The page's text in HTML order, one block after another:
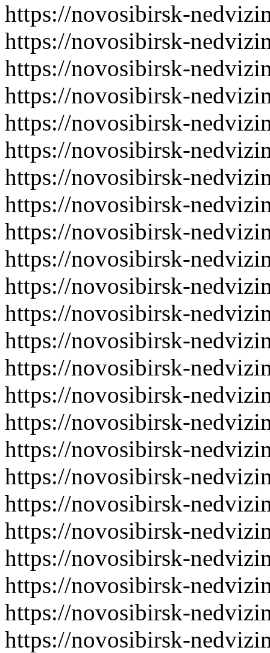
https://novosibirsk-
https://novosibirsk-
https://novosibirsk-
https://novosibirsk-
https://novosibirsk-
https://novosibirsk-
https://novosibirsk-
https://novosibirsk-
https://novosibirsk-
https://novosibirsk-
https://novosibirsk-
https://novosibirsk-
https://novosibirsk-
https://novosibirsk-
https://novosibirsk-
https://novosibirsk-
https://novosibirsk-
https://novosibirsk-
https://novosibirsk-
https://novosibirsk-
https://novosibirsk-
https://novosibirsk-
https://novosibirsk-
https://novosibirsk-